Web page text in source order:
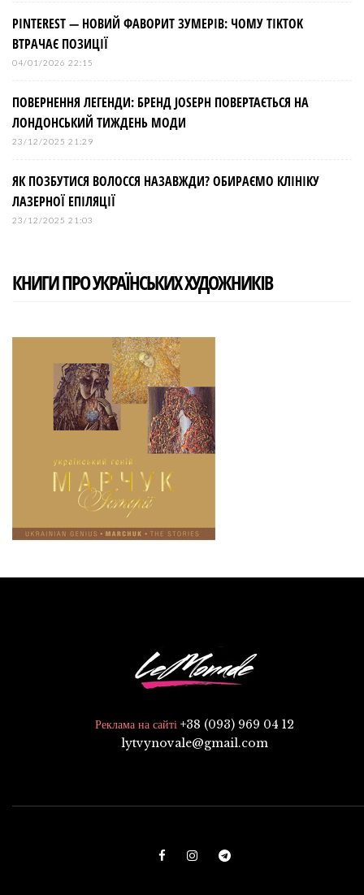
PINTEREST — НОВИЙ ФАВОРИТ ЗУМЕРІВ: ЧОМУ TIKTOK
ВТРАЧАЄ ПОЗИЦІЇ
04/01/2026 22:15
ПОВЕРНЕННЯ ЛЕГЕНДИ: БРЕНД JOSEPH ПОВЕРТАЄТЬСЯ НА
ЛОНДОНСЬКИЙ ТИЖДЕНЬ МОДИ
23/12/2025 21:29
ЯК ПОЗБУТИСЯ ВОЛОССЯ НАЗАВЖДИ? ОБИРАЄМО КЛІНІКУ
ЛАЗЕРНОЇ ЕПІЛЯЦІЇ
23/12/2025 21:03
КНИГИ ПРО УКРАЇНСЬКИХ ХУДОЖНИКІВ
Реклама на сайті +38 (093) 969 04 12
lytvynovale@gmail.com